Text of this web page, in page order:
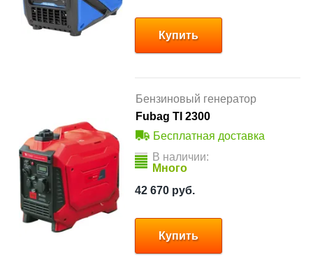
Купить
Бензиновый генератор
Fubag TI 2300
Бесплатная доставка
В наличии:
Много
42 670 руб.
Купить